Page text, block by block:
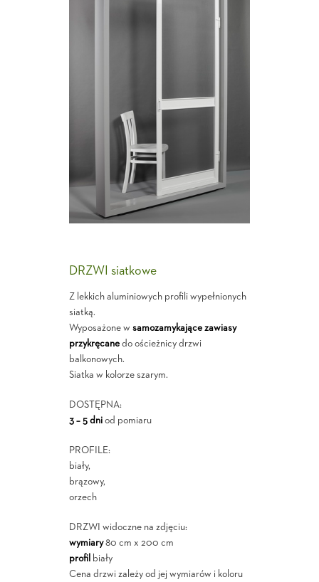
DRZWI siatkowe
Z lekkich aluminiowych profili wypełnionych
siatką.
Wyposażone w samozamykające zawiasy
przykręcanedo ościeżnicy drzwi
balkonowych.
Siatka w kolorze szarym.
DOSTĘPNA:
3 – 5 dniod pomiaru
PROFILE:
biały,
brązowy,
orzech
DRZWI widoczne na zdjęciu:
wymiary80 cm x 200 cm
profil biały
Cena drzwi zależy od jej wymiarów i koloru